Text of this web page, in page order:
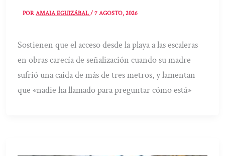
PORAMAIA EGUIZÁBAL/7 AGOSTO, 2026
Sostienen que el acceso desde la playa a las escaleras
en obras carecía de señalización cuando su madre
sufrió una caída de más de tres metros, y lamentan
que «nadie ha llamado para preguntar cómo está»